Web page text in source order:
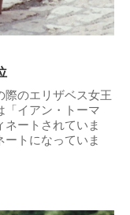
際のエリザベス女王
「イアン・トーマ
ートされていま
トになっていま